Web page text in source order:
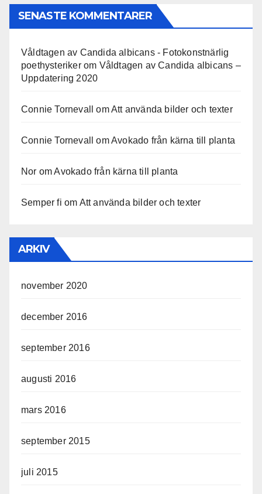
SENASTE KOMMENTARER
Våldtagen av Candida albicans - Fotokonstnärlig
poethysterikerom Våldtagen av Candida albicans –
Uppdatering 2020
Connie Tornevall omAtt använda bilder och texter
Connie Tornevall omAvokado från kärna till planta
Nor omAvokado från kärna till planta
Semper fi om Att använda bilder och texter
ARKIV
november 2020
december 2016
september 2016
augusti 2016
mars 2016
september 2015
juli 2015